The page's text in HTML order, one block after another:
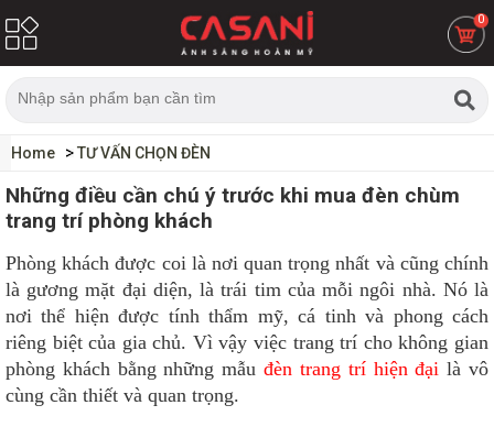
0
Home TƯ VẤN CHỌN ĐÈN
Những điều cần chú ý trước khi mua đèn chùm
trang trí phòng khách
Phòng khách được coi là nơi quan trọng nhất và cũng chính
là gương mặt đại diện, là trái tim của mỗi ngôi nhà. Nó là
nơi thể hiện được tính thẩm mỹ, cá tinh và phong cách
riêng biệt của gia chủ. Vì vậy việc trang trí cho không gian
phòng khách bằng những mẫuđèn trang trí hiện đại là vô
cùng cần thiết và quan trọng.